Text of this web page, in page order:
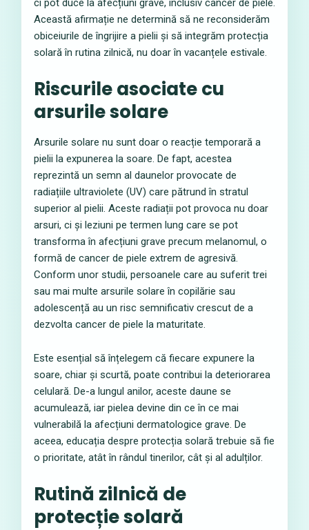
ci pot duce la afecțiuni grave, inclusiv cancer de piele.
Această afirmație ne determină să ne reconsiderăm
obiceiurile de îngrijire a pielii și să integrăm protecția
solară în rutina zilnică, nu doar în vacanțele estivale.
Riscurile asociate cu
arsurile solare
Arsurile solare nu sunt doar o reacție temporară a
pielii la expunerea la soare. De fapt, acestea
reprezintă un semn al daunelor provocate de
radiațiile ultraviolete (UV) care pătrund în stratul
superior al pielii. Aceste radiații pot provoca nu doar
arsuri, ci și leziuni pe termen lung care se pot
transforma în afecțiuni grave precum melanomul, o
formă de cancer de piele extrem de agresivă.
Conform unor studii, persoanele care au suferit trei
sau mai multe arsurile solare în copilărie sau
adolescență au un risc semnificativ crescut de a
dezvolta cancer de piele la maturitate.
Este esențial să înțelegem că fiecare expunere la
soare, chiar și scurtă, poate contribui la deteriorarea
celulară. De-a lungul anilor, aceste daune se
acumulează, iar pielea devine din ce în ce mai
vulnerabilă la afecțiuni dermatologice grave. De
aceea, educația despre protecția solară trebuie să fie
o prioritate, atât în rândul tinerilor, cât și al adulților.
Rutină zilnică de
protecție solară